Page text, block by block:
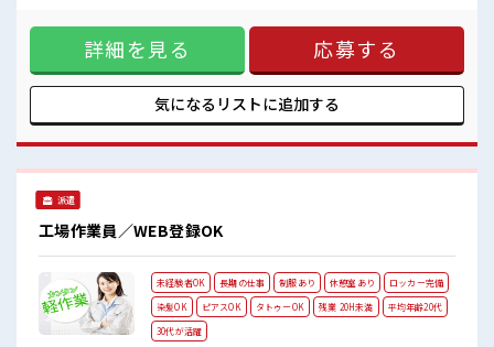
制服があると毎日の服選びに悩まずOK♪ ≪未経験OKの仕事
≫ 新しいことにチャレンジするのは不安だけど、 しっかり働
く環境が整っています！ イチからスキルUP・ステップUP目
指していきましょう！ ≪自分に向いている仕事が探せる≫ 困
った事などがあれば、 担当がしっかりサポートします！ ■職
場の雰囲気 少人数の職場だから一緒に働く仲間との距離もグ
職場！ 休憩室でホッと一息リフレッシュ！
詳細を見る 応募する
気になるリストに追加する
派遣
工場作業員／WEB登録OK
未経験者OK 長期の仕事 制服あり 休憩室あり
ロッカー完備
染髪OK
ピアスOK タトゥーOK 残業 20H未満
平均年齢20代
30代が活躍